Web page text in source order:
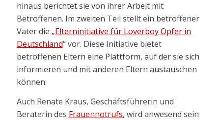
hinaus berichtet sie von ihrer Arbeit mit
Betroffenen. Im zweiten Teil stellt ein betroffener
Vater die „Elterninitiative für Loverboy Opfer in
Deutschland“ vor. Diese Initiative bietet
betroffenen Eltern eine Plattform, auf der sie sich
informieren und mit anderen Eltern austauschen
können.
Auch Renate Kraus, Geschäftsführerin und
Beraterin des Frauennotrufs, wird anwesend sein